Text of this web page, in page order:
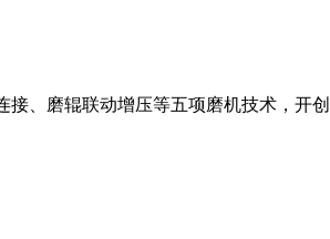
、磨辊联动增压等五项磨机技术，开